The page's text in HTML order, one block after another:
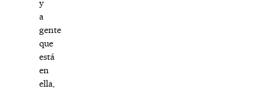
y
a
gente
que
está
en
ella,